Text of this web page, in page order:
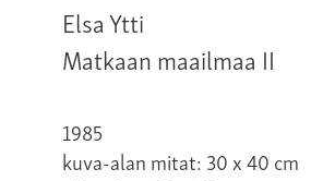
Elsa Ytti
Matkaan maailmaa II
1985
kuva-alan mitat: 30 x 40 cm